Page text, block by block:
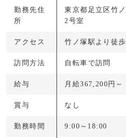
勤務先住
所
東京都足立区竹
2号室
アクセス 竹ノ塚駅より徒
訪問方法 自転車で訪問
給与 月給367,200円～
賞与 なし
勤務時間 9:00～18:00